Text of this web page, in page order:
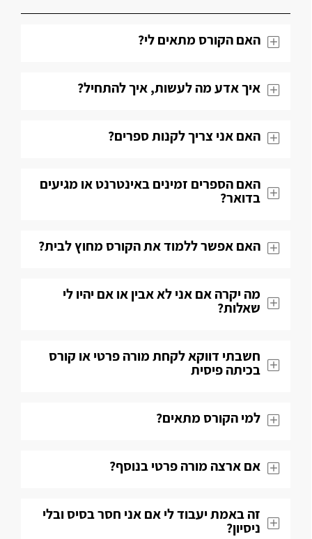
האם הקורס מתאים לי?
איך אדע מה לעשות, איך להתחיל?
האם אני צריך לקנות ספרים?
האם הספרים זמינים באינטרנט או מגיעים
בדואר?
האם אפשר ללמוד את הקורס מחוץ לבית?
מה יקרה אם אני לא אבין או אם יהיו לי
שאלות​?
חשבתי דווקא לקחת מורה פרטי או קורס
בכיתה פיסית​
למי הקורס מתאים?
אם ארצה מורה פרטי בנוסף?
זה באמת יעבוד לי אם אני חסר בסיס ובלי
ניסיון?